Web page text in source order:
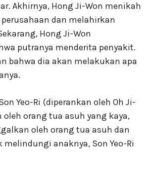
Akhirnya, Hong Ji-Won menikah
dan melahirkan
Hong Ji-Won
putranya menderita penyakit.
bahwa dia akan melakukan apa
Yeo-Ri (diperankan oleh Oh Ji-
oleh orang tua asuh yang kaya,
oleh orang tua asuh dan
melindungi anaknya, Son Yeo-Ri